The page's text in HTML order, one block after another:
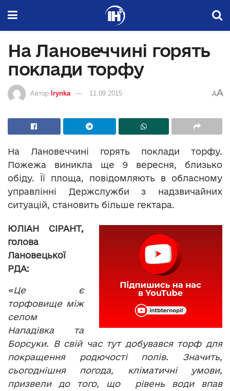
На Лановеччині горять
поклади торфу
Автор Irynka 11.09.2015 AA
На Лановеччині горять поклади торфу.
Пожежа виникла ще 9 вересня, близько
обіду. Її площа, повідомляють в обласному
управлінні Держслужби з надзвичайних
ситуацій, становить більше гектара.
ЮЛІАН СІРАНТ,
голова
Лановецької
РДА:
«Це є
торфовище між
селом
Нападівка та
Борсуки. В свій час тут добувався торф для
покращення родючості полів. Значить,
сьогоднішня погода, кліматичні умови,
призвели до того, що рівень води впав